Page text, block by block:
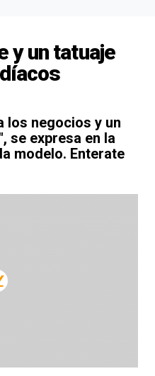
y un tatuaje
los negocios y un
se expresa en la
modelo. Enterate